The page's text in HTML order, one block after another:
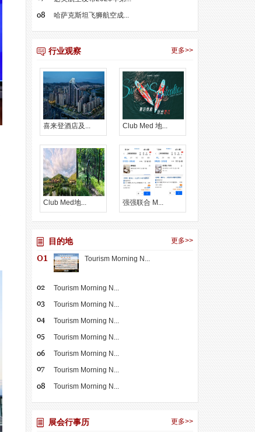
哈萨克斯坦飞狮航空成...
更多>>
行业观察
喜来登酒店及... Club Med 地...
Club Med地... 强强联合 M...
更多>>
目的地
Tourism Morning N...
Tourism Morning N...
Tourism Morning N...
Tourism Morning N...
Tourism Morning N...
Tourism Morning N...
Tourism Morning N...
Tourism Morning N...
更多>>
展会行事历